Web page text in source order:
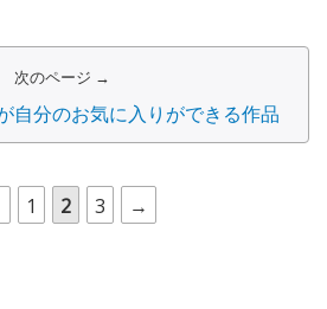
次のページ →
自分のお気に入りができる作品
1 2 3 →